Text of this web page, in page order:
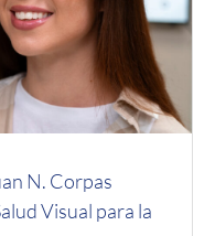
N. Corpas
Visual para la